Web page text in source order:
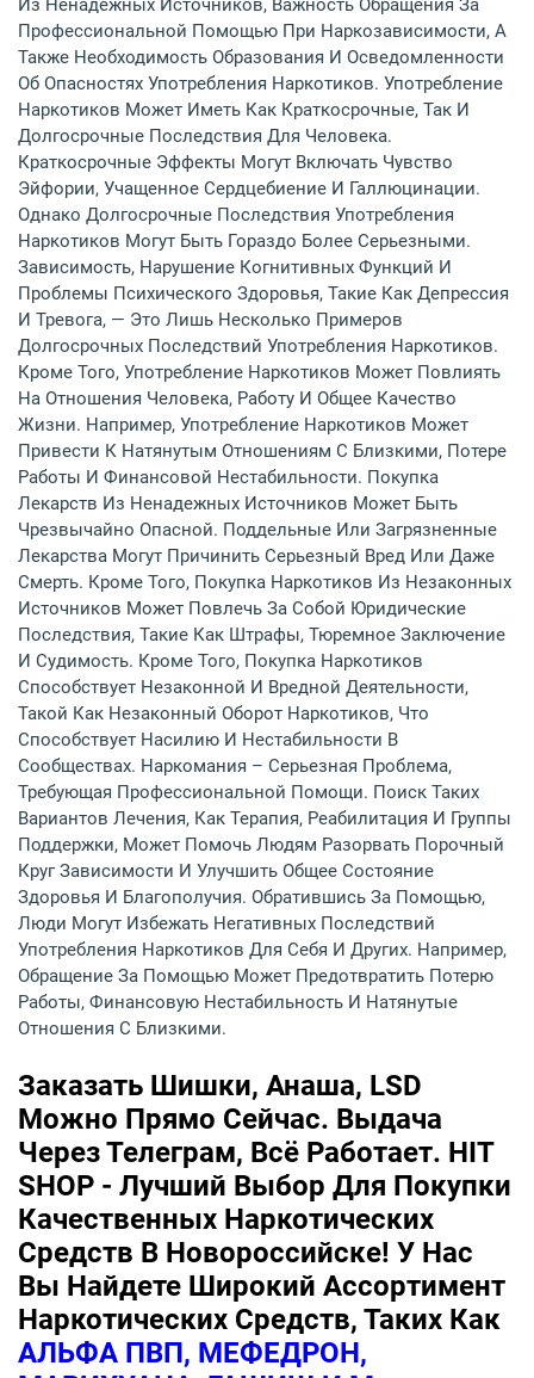
Из Ненадежных Источников, Важность Обращения За
Профессиональной Помощью При Наркозависимости, А
Также Необходимость Образования И Осведомленности
Об Опасностях Употребления Наркотиков. Употребление
Наркотиков Может Иметь Как Краткосрочные, Так И
Долгосрочные Последствия Для Человека.
Краткосрочные Эффекты Могут Включать Чувство
Эйфории, Учащенное Сердцебиение И Галлюцинации.
Однако Долгосрочные Последствия Употребления
Наркотиков Могут Быть Гораздо Более Серьезными.
Зависимость, Нарушение Когнитивных Функций И
Проблемы Психического Здоровья, Такие Как Депрессия
И Тревога, — Это Лишь Несколько Примеров
Долгосрочных Последствий Употребления Наркотиков.
Кроме Того, Употребление Наркотиков Может Повлиять
На Отношения Человека, Работу И Общее Качество
Жизни. Например, Употребление Наркотиков Может
Привести К Натянутым Отношениям С Близкими, Потере
Работы И Финансовой Нестабильности. Покупка
Лекарств Из Ненадежных Источников Может Быть
Чрезвычайно Опасной. Поддельные Или Загрязненные
Лекарства Могут Причинить Серьезный Вред Или Даже
Смерть. Кроме Того, Покупка Наркотиков Из Незаконных
Источников Может Повлечь За Собой Юридические
Последствия, Такие Как Штрафы, Тюремное Заключение
И Судимость. Кроме Того, Покупка Наркотиков
Способствует Незаконной И Вредной Деятельности,
Такой Как Незаконный Оборот Наркотиков, Что
Способствует Насилию И Нестабильности В
Сообществах. Наркомания – Серьезная Проблема,
Требующая Профессиональной Помощи. Поиск Таких
Вариантов Лечения, Как Терапия, Реабилитация И Группы
Поддержки, Может Помочь Людям Разорвать Порочный
Круг Зависимости И Улучшить Общее Состояние
Здоровья И Благополучия. Обратившись За Помощью,
Люди Могут Избежать Негативных Последствий
Употребления Наркотиков Для Себя И Других. Например,
Обращение За Помощью Может Предотвратить Потерю
Работы, Финансовую Нестабильность И Натянутые
Отношения С Близкими.
Заказать Шишки, Анаша, LSD
Можно Прямо Сейчас. Выдача
Через Телеграм, Всё Работает. HIT
SHOP - Лучший Выбор Для Покупки
Качественных Наркотических
Средств В Новороссийске! У Нас
Вы Найдете Широкий Ассортимент
Наркотических Средств, Таких Как
АЛЬФА ПВП, МЕФЕДРОН,